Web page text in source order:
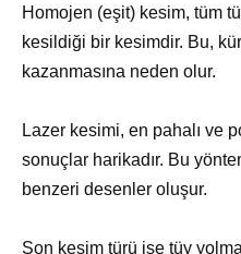
Homojen (eşit) kesim, tüm
kesildiği bir kesimdir. Bu,
kazanmasına neden olur.
Lazer kesimi, en pahalı ve
sonuçlar harikadır. Bu
benzeri desenler oluşur.
Son kesim türü ise tüy